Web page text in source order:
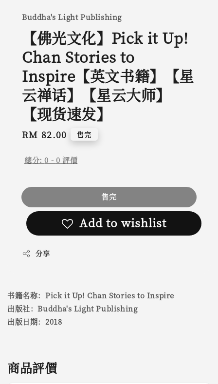
Buddha's Light Publishing
【佛光文化】Pick it Up!
Chan Stories to
Inspire【英文书籍】【星
云禅话】【星云大师】
【现货速发】
Regular
RM 82.00 售完
總分:0 - 0 評價
售完
Add to wishlist
分享
书籍名称：Pick it Up! Chan Stories to Inspire
出版社：Buddha's Light Publishing
出版日期：2018
商品評價